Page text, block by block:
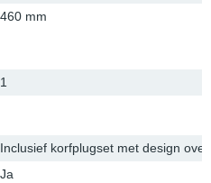
460 mm
1
Inclusief korfplugset met design
Ja